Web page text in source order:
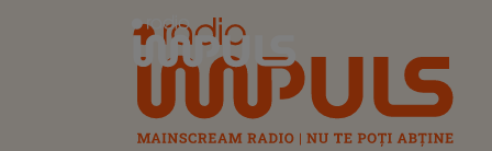
Radio Impuls